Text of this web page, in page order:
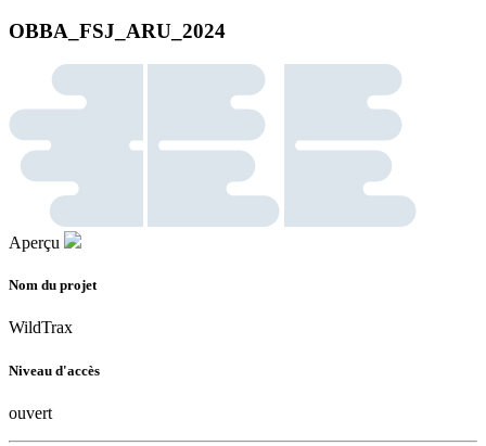
OBBA_FSJ_ARU_2024
Aperçu
Nom du projet
WildTrax
Niveau d'accès
ouvert